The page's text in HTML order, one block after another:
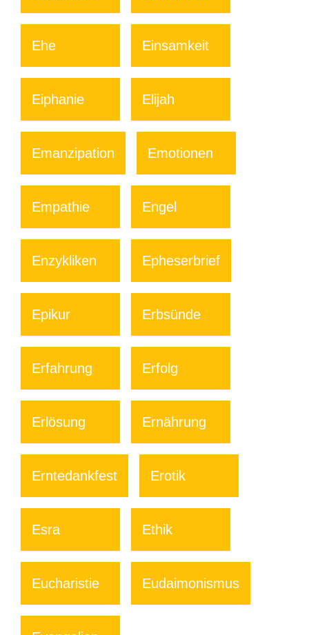
Ehe Einsamkeit
Eiphanie Elijah
Emanzipation Emotionen
Empathie Engel
Enzykliken Epheserbrief
Epikur Erbsünde
Erfahrung Erfolg
Erlösung Ernährung
Erntedankfest Erotik
Esra Ethik
Eucharistie Eudaimonismus